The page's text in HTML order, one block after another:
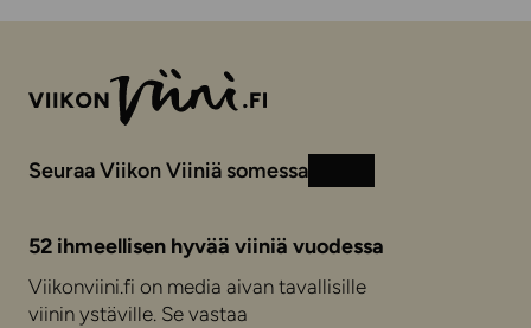
Seuraa Viikon Viiniä somessa Instagram
Facebook
52 ihmeellisen hyvää viiniä vuodessa
Viikonviini.fi on media aivan tavallisille
viinin ystäville. Se vastaa